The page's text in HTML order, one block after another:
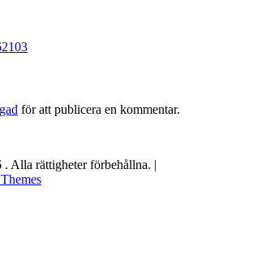
för att publicera en kommentar.
. Alla rättigheter förbehållna. |